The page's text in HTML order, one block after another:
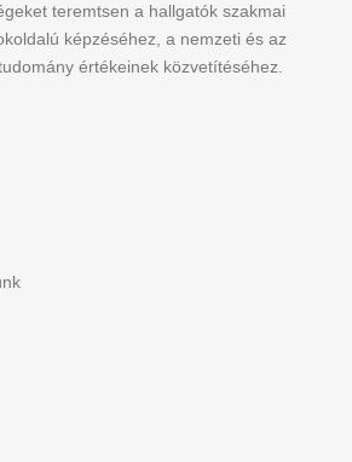
teremtsen a hallgatók szakmai
képzéséhez, a nemzeti és az
értékeinek közvetítéséhez.